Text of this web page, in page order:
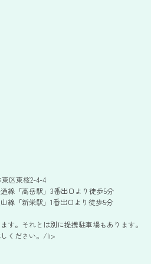
区東桜2-4-4
線「高岳駅」3番出口より徒歩5分
線「新栄駅」1番出口より徒歩5分
す。それとは別に提携駐車場もあります。
ください。/li>